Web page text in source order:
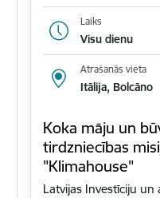
Laiks
Visu dienu
Atrašanās vieta
Itālija, Bolcāno
Koka māju un
tirdzniecības
"Klimahouse"
Latvijas Investīciju un